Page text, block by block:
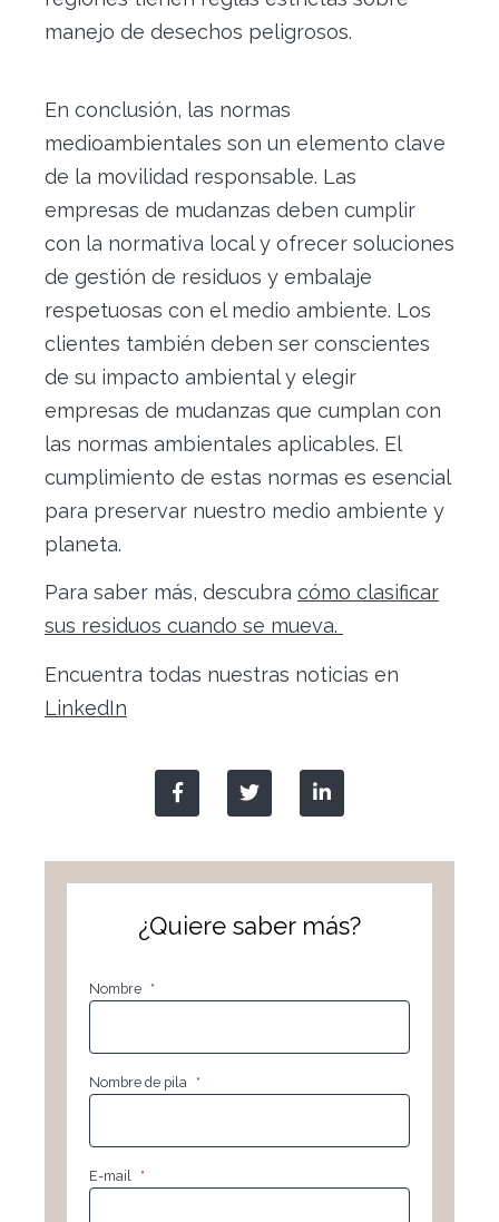
manejo de desechos peligrosos.
En conclusión, las normas
medioambientales son un elemento clave
de la movilidad responsable. Las
empresas de mudanzas deben cumplir
con la normativa local y ofrecer soluciones
de gestión de residuos y embalaje
respetuosas con el medio ambiente. Los
clientes también deben ser conscientes
de su impacto ambiental y elegir
empresas de mudanzas que cumplan con
las normas ambientales aplicables. El
cumplimiento de estas normas es esencial
para preservar nuestro medio ambiente y
planeta.
Para saber más, descubra cómo clasificar
sus residuos cuando se mueva.
Encuentra todas nuestras noticias en
LinkedIn
¿Quiere saber más?
Nombre *
Nombre de pila *
E-mail *